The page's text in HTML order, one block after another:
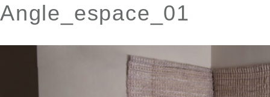
Angle_espace_01